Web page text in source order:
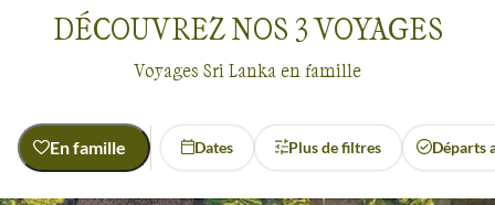
Vous pourrez découvrir cette palette de couleurs et de reliefs
lors de balades organisées surnos voyages au Sri Lanka en
Mais c’est aussi un pays riche d’une culture vivante, mêlant
bouddhismeethindouismeque vous allez découvrir. Ile à
DÉCOUVREZ NOS 3VOYAGES
Voyages Sri Lanka en famille
En famille Dates Plus de filtres Départs